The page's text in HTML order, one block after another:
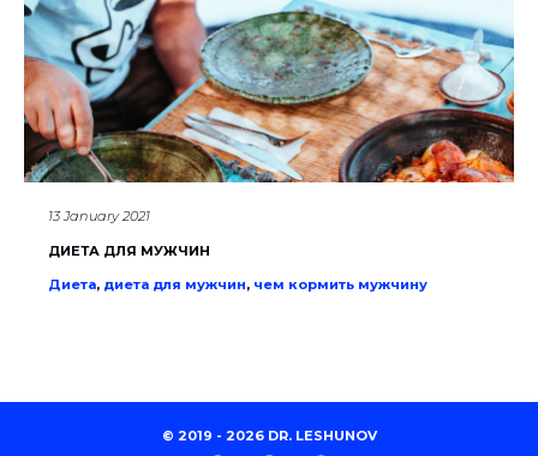
13 January 2021
ДИЕТА ДЛЯ МУЖЧИН
Диета, диета для мужчин, чем кормить мужчину
© 2019 - 2026 DR. LESHUNOV